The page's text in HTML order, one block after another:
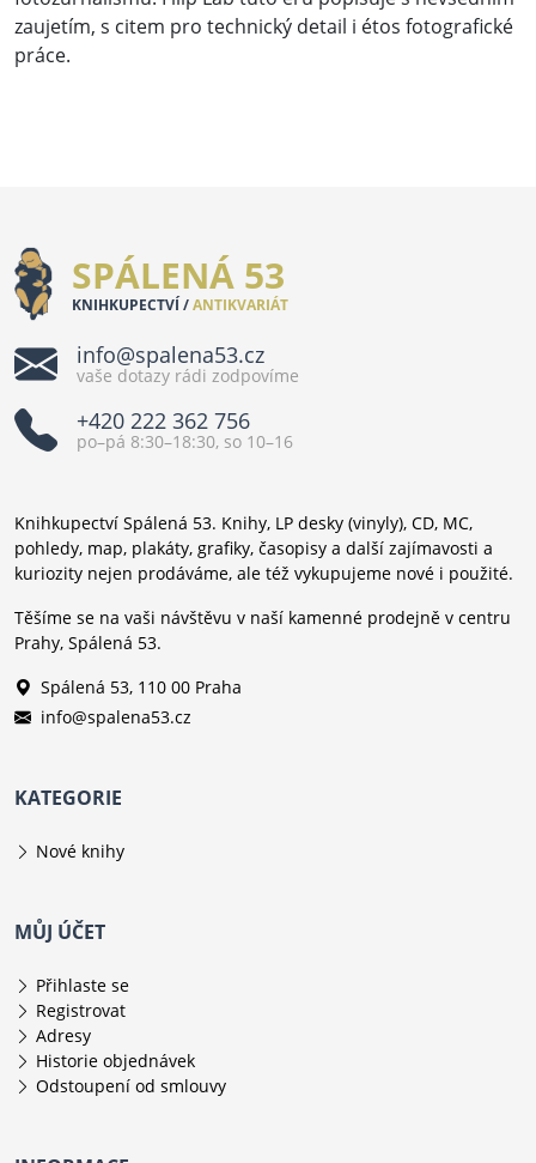
zaujetím, s citem pro technický detail i étos fotografické
práce.
SPÁLENÁ 53
KNIHKUPECTVÍ /ANTIKVARIÁT
info@spalena53.cz
vaše dotazy rádi zodpovíme
+420 222 362 756
po–pá 8:30–18:30, so 10–16
Knihkupectví Spálená 53. Knihy, LP desky (vinyly), CD, MC,
pohledy, map, plakáty, grafiky, časopisy a další zajímavosti a
kuriozity nejen prodáváme, ale též vykupujeme nové i použité.
Těšíme se na vaši návštěvu v naší kamenné prodejně v centru
Prahy, Spálená 53.
Spálená 53, 110 00 Praha
info@spalena53.cz
KATEGORIE
Nové knihy
MŮJ ÚČET
Přihlaste se
Registrovat
Adresy
Historie objednávek
Odstoupení od smlouvy